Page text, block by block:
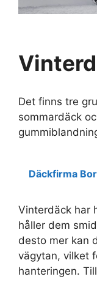
Det finns tre
sommardäck
Däckfirma
Vinterdäck har
håller dem
desto mer kan
vägytan, vilket
hanteringen.